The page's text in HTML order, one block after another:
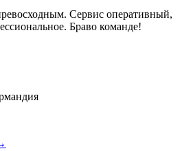
Сервис оперативный,
Браво команде!